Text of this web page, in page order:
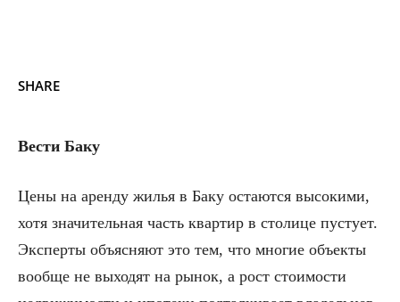
SHARE
Вести Баку
Цены на аренду жилья в Баку остаются высокими,
хотя значительная часть квартир в столице пустует.
Эксперты объясняют это тем, что многие объекты
вообще не выходят на рынок, а рост стоимости